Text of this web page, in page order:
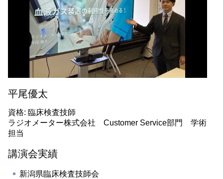
平尾優太
資格: 臨床検査技師
ラジオメーター株式会社 Customer Service部門 学術
担当
講演会実績
新潟県臨床検査技師会